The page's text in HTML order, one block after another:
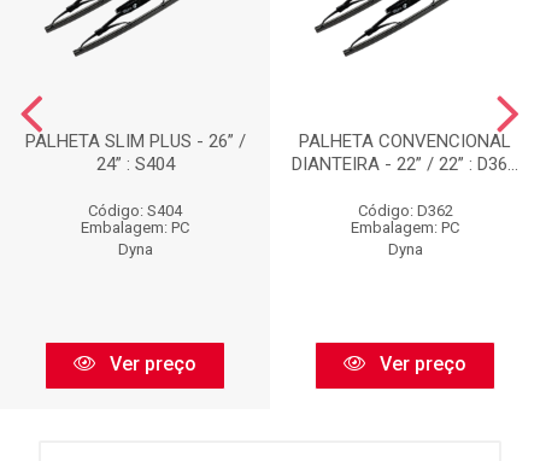
PALHETA SLIM PLUS - 26” /
24” : S404
Código: S404
Embalagem: PC
Dyna
Ver preço
PALHETA CONVENCIONAL
DIANTEIRA - 22” / 22” : D36...
Código: D362
Embalagem: PC
Dyna
Ver preço